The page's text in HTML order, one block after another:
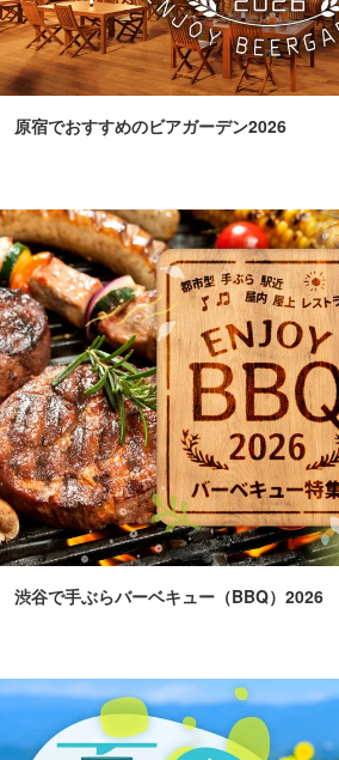
原宿でおすすめのビアガーデン2026
渋谷で手ぶらバーベキュー（BBQ）2026